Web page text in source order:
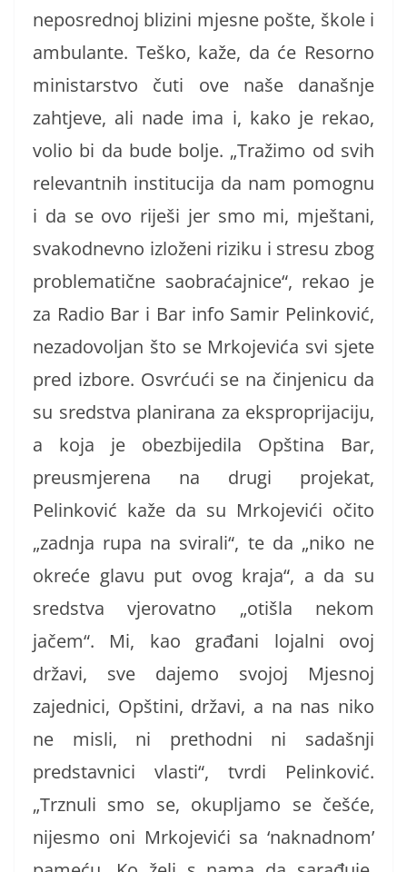
neposrednoj blizini mjesne pošte, škole i
ambulante. Teško, kaže, da će Resorno
ministarstvo čuti ove naše današnje
zahtjeve, ali nade ima i, kako je rekao,
volio bi da bude bolje. „Tražimo od svih
relevantnih institucija da nam pomognu
i da se ovo riješi jer smo mi, mještani,
svakodnevno izloženi riziku i stresu zbog
problematične saobraćajnice“, rekao je
za Radio Bar i Bar info Samir Pelinković,
nezadovoljan što se Mrkojevića svi sjete
pred izbore. Osvrćući se na činjenicu da
su sredstva planirana za eksproprijaciju,
a koja je obezbijedila Opština Bar,
preusmjerena na drugi projekat,
Pelinković kaže da su Mrkojevići očito
„zadnja rupa na svirali“, te da „niko ne
okreće glavu put ovog kraja“, a da su
sredstva vjerovatno „otišla nekom
jačem“. Mi, kao građani lojalni ovoj
državi, sve dajemo svojoj Mjesnoj
zajednici, Opštini, državi, a na nas niko
ne misli, ni prethodni ni sadašnji
predstavnici vlasti“, tvrdi Pelinković.
„Trznuli smo se, okupljamo se češće,
nijesmo oni Mrkojevići sa ‘naknadnom’